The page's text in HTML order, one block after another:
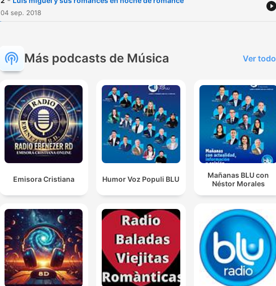
04 sep. 2018
Más podcasts de Música Ver todo
Emisora Cristiana Humor Voz Populi BLU
Mañanas BLU con
Néstor Morales